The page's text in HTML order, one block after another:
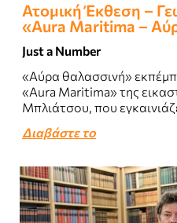
Ατομική Έκθεση –
«Aura Maritima –
Just a Number
«Αύρα θαλασσινή»
«Aura Maritima» της
Μπλιάτσου, που
επιμέλεια της..
Διαβάστε το